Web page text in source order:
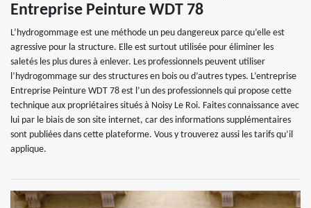
Entreprise Peinture WDT 78
L’hydrogommage est une méthode un peu dangereux parce qu’elle est
agressive pour la structure. Elle est surtout utilisée pour éliminer les
saletés les plus dures à enlever. Les professionnels peuvent utiliser
l’hydrogommage sur des structures en bois ou d’autres types. L’entreprise
Entreprise Peinture WDT 78 est l’un des professionnels qui propose cette
technique aux propriétaires situés à Noisy Le Roi. Faites connaissance avec
lui par le biais de son site internet, car des informations supplémentaires
sont publiées dans cette plateforme. Vous y trouverez aussi les tarifs qu’il
applique.